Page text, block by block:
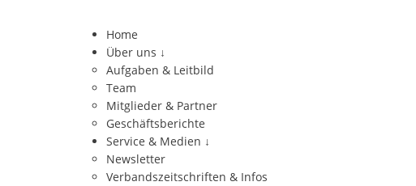
Home
Über uns ↓
Aufgaben & Leitbild
Team
Mitglieder & Partner
Geschäftsberichte
Service & Medien ↓
Newsletter
Verbandszeitschriften & Infos